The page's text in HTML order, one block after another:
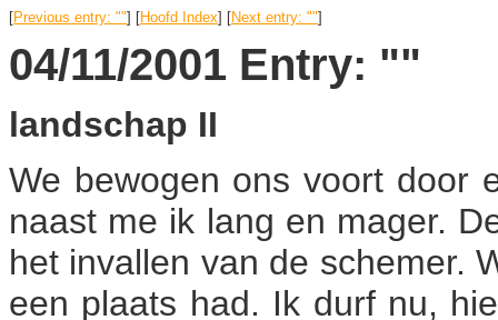
[Previous entry: ""] [Hoofd Index] [Next entry: ""]
04/11/2001 Entry: ""
landschap II
We bewogen ons voort door
naast me ik lang en mager.
het invallen van de schemer.
een plaats had. Ik durf nu,